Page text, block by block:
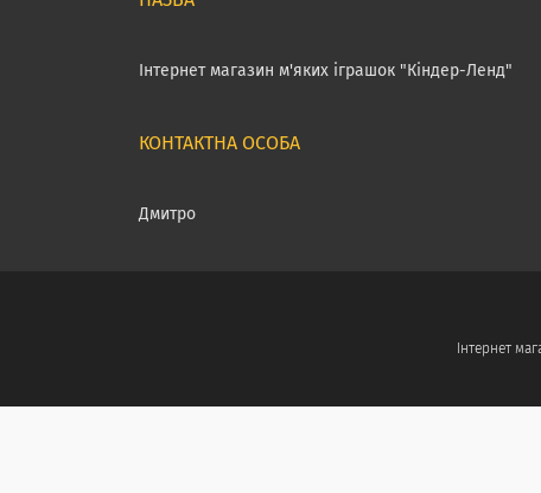
Інтернет магазин м'яких іграшок "Кіндер-Ленд"
Дмитро